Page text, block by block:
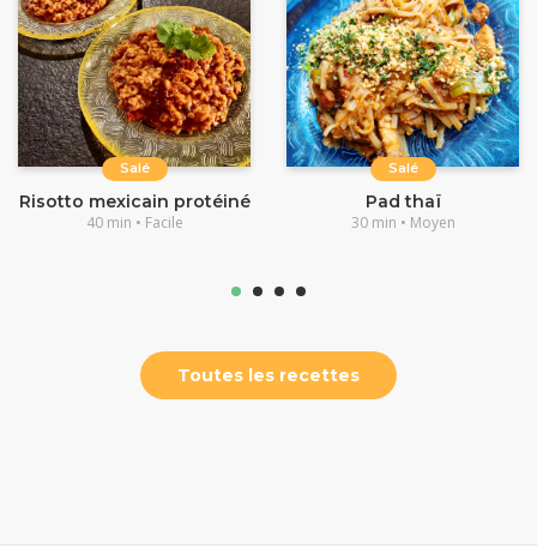
Salé
Risotto mexicain protéiné
40 min • Facile
Salé
Pad thaï
30 min • Moyen
Toutes les recettes